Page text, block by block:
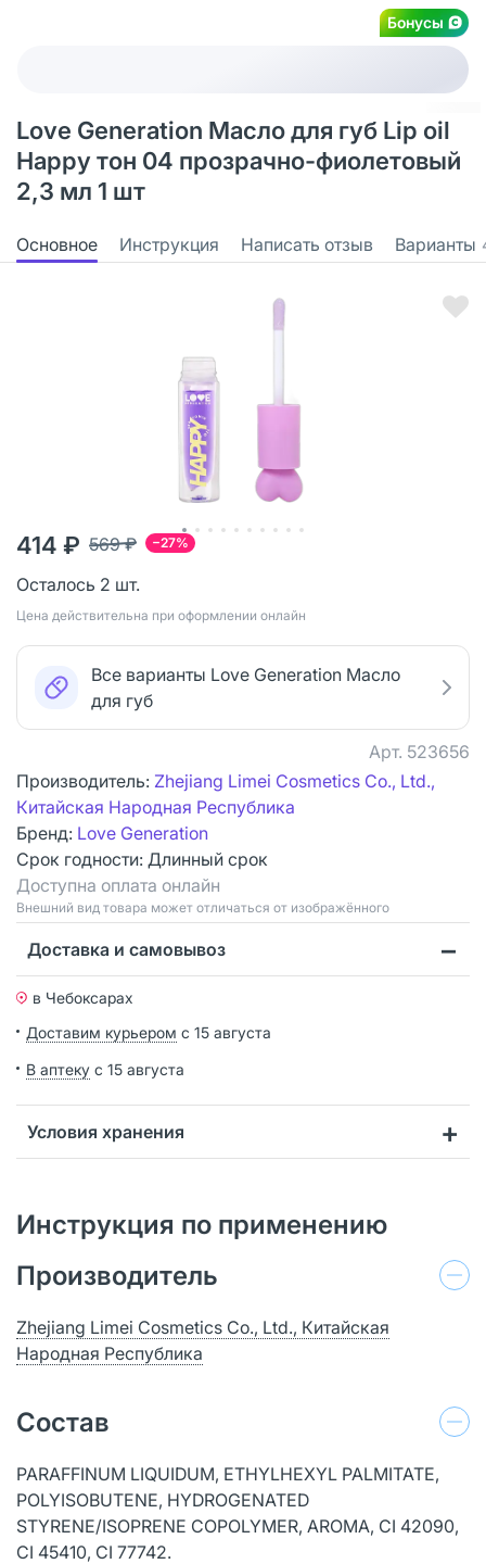
Бонусы
Love Generation Масло для губ Lip oil
Happy тон 04 прозрачно-фиолетовый
2,3 мл 1 шт
Основное Инструкция Написать отзыв Варианты
−27%
569 ₽
414 ₽
Осталось 2 шт.
Цена действительна при оформлении онлайн
Все варианты Love Generation Масло
для губ
Арт. 523656
Производитель: Zhejiang Limei Cosmetics Co., Ltd.,
Китайская Народная Республика
Бренд: Love Generation
Срок годности: Длинный срок
Доступна оплата онлайн
Bнешний вид товара может отличаться от изображённого
Доставка и самовывоз
в Чебоксарах
Доставим курьером с 15 августа
В аптеку с 15 августа
Условия хранения
Инструкция по применению
Производитель
Zhejiang Limei Cosmetics Co., Ltd., Китайская
Народная Республика
Состав
PARAFFINUM LIQUIDUM, ETHYLHEXYL PALMITATE,
POLYISOBUTENE, HYDROGENATED
STYRENE/ISOPRENE COPOLYMER, AROMA, CI 42090,
CI 45410, CI 77742.